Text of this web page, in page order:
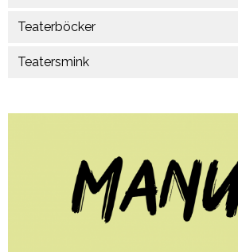
Teaterböcker
Teatersmink